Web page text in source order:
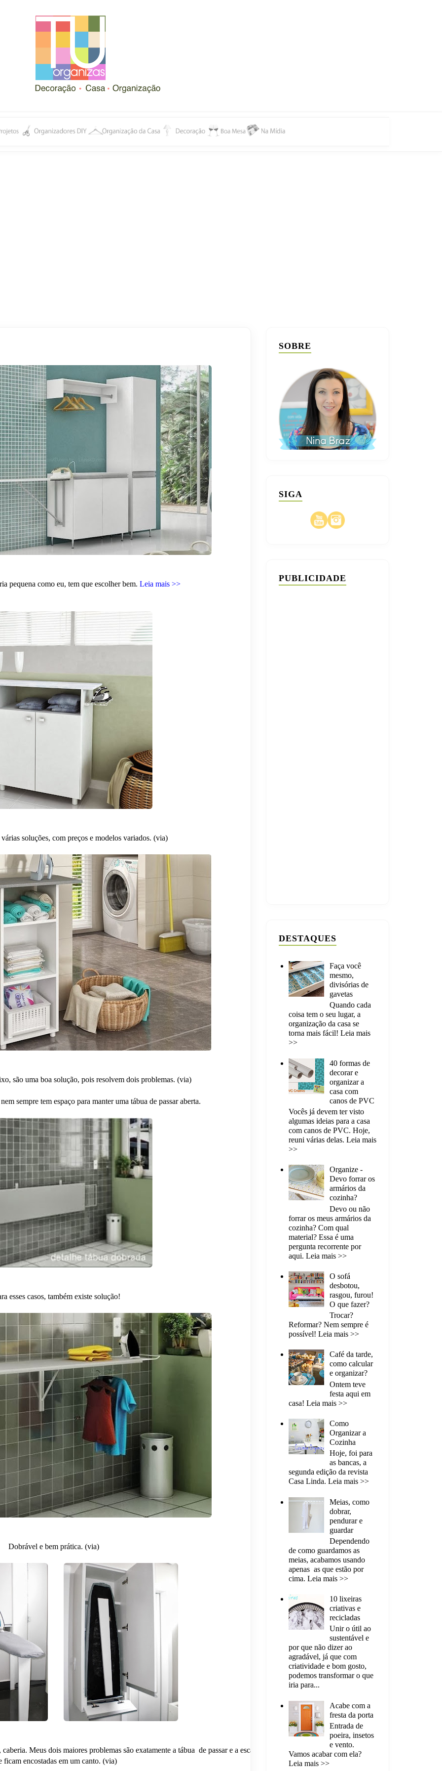
pequena como eu, tem que escolher bem. Leia mais >>
soluções, com preços e modelos variados. (via)
são uma boa solução, pois resolvem dois problemas. (via)
sempre tem espaço para manter uma tábua de passar aberta.
esses casos, também existe solução!
Dobrável e bem prática. (via)
Meus dois maiores problemas são exatamente a tábua de passar e a escada,
ficam encostadas em um canto. (via)
SOBRE
SIGA
PUBLICIDADE
DESTAQUES
Faça você
mesmo,
divisórias de
gavetas
Quando cada
coisa tem o seu lugar, a
organização da casa se
torna mais fácil! Leia mais
>>
40 formas de
decorar e
organizar a
casa com
canos de PVC
Vocês já devem ter visto
algumas ideias para a casa
com canos de PVC. Hoje,
reuni várias delas. Leia mais
>>
Organize -
Devo forrar os
armários da
cozinha?
Devo ou não
forrar os meus armários da
cozinha? Com qual
material? Essa é uma
pergunta recorrente por
aqui. Leia mais >>
O sofá
desbotou,
rasgou, furou!
O que fazer?
Trocar?
Reformar? Nem sempre é
possível! Leia mais >>
Café da tarde,
como calcular
e organizar?
Ontem teve
festa aqui em
casa! Leia mais >>
Como
Organizar a
Cozinha
Hoje, foi para
as bancas, a
segunda edição da revista
Casa Linda. Leia mais >>
Meias, como
dobrar,
pendurar e
guardar
Dependendo
de como guardamos as
meias, acabamos usando
apenas as que estão por
cima. Leia mais >>
10 lixeiras
criativas e
recicladas
Unir o útil ao
sustentável e
por que não dizer ao
agradável, já que com
criatividade e bom gosto,
podemos transformar o que
iria para...
Acabe com a
fresta da porta
Entrada de
poeira, insetos
e vento.
Vamos acabar com ela?
Leia mais >>